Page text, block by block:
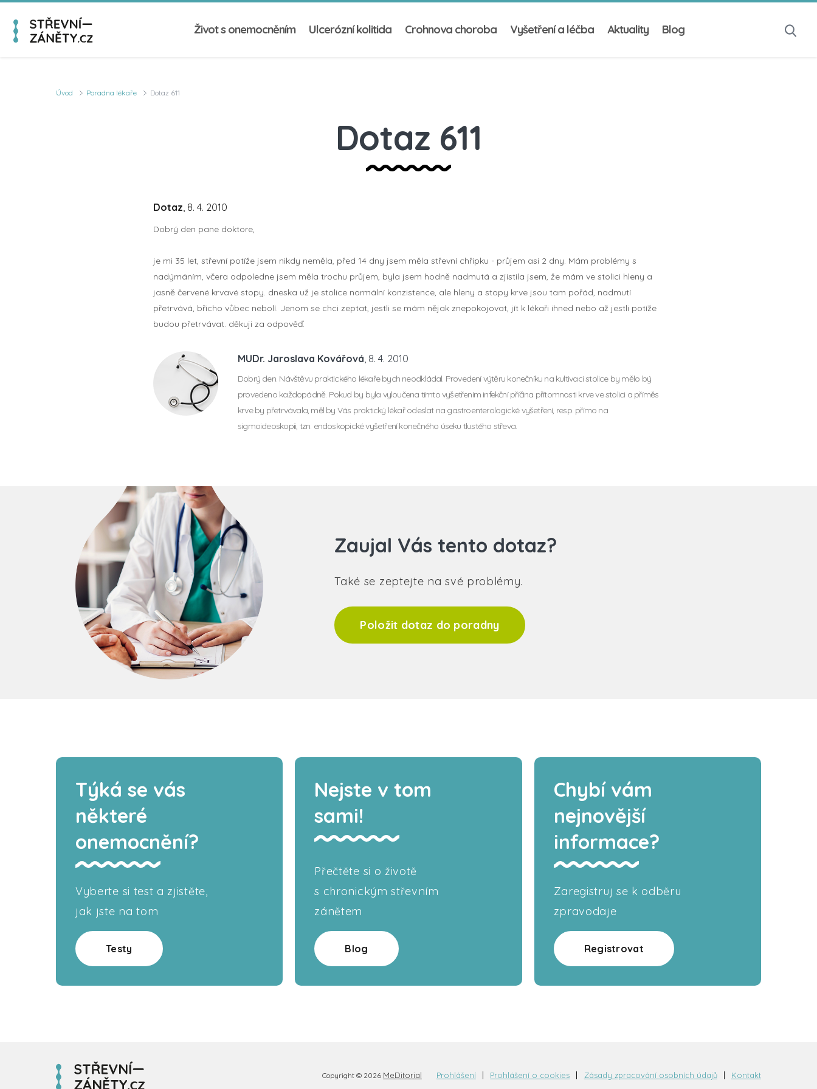
Život s onemocněním Ulcerózní kolitida Crohnova choroba Vyšetření a léčba Aktuality Blog
Úvod Poradna lékaře Dotaz 611
Dotaz 611
Dotaz, 8. 4. 2010
Dobrý den pane doktore,
je mi 35 let, střevní potíže jsem nikdy neměla, před 14 dny jsem měla střevní chřipku - průjem asi 2 dny. Mám problémy s
nadýmáním, včera odpoledne jsem měla trochu průjem, byla jsem hodně nadmutá a zjistila jsem, že mám ve stolici hleny a
jasně červené krvavé stopy. dneska už je stolice normální konzistence, ale hleny a stopy krve jsou tam pořád, nadmutí
přetrvává, břicho vůbec nebolí. Jenom se chci zeptat, jestli se mám nějak znepokojovat, jít k lékaři ihned nebo až jestli potíže
budou přetrvávat. děkuji za odpověď.
MUDr. Jaroslava Kovářová , 8. 4. 2010
Dobrý den. Návštěvu praktického lékaře bych neodkládal. Provedení výtěru konečníku na kultivaci stolice by mělo bý
provedeno každopádně. Pokud by byla vyloučena tímto vyšetřením infekční příčina přítomnosti krve ve stolici a příměs
krve by přetrvávala, měl by Vás praktický lékař odeslat na gastroenterologické vyšetření, resp. přímo na
sigmoideoskopii, tzn. endoskopické vyšetření konečného úseku tlustého střeva.
Zaujal Vás tento dotaz?
Také se zeptejte na své problémy.
Položit dotaz do poradny
Týká se vás
některé
onemocnění?
Vyberte si test a zjistěte,
jak jste na tom
Testy
Nejste v tom
sami!
Přečtěte si o životě
s chronickým střevním
zánětem
Blog
Chybí vám
nejnovější
informace?
Zaregistruj se k odběru
zpravodaje
Registrovat
Copyright © 2026 MeDitorial Prohlášení Prohlášení o cookies Zásady zpracování osobních údajů Kontakt